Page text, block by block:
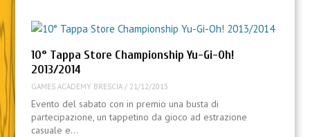
10° Tappa Store Championship Yu-Gi-Oh!
2013/2014
GAMES ACADEMY BRESCIA/ 21/12/2013
Evento del sabato con in premio una busta di
partecipazione, un tappetino da gioco ad estrazione
casuale e…